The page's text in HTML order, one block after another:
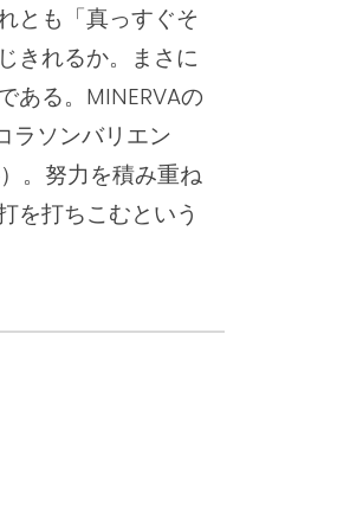
とも「真っすぐそ
きれるか。まさに
ある。MINERVAの
ラソンバリエン
。努力を積み重ね
を打ちこむという